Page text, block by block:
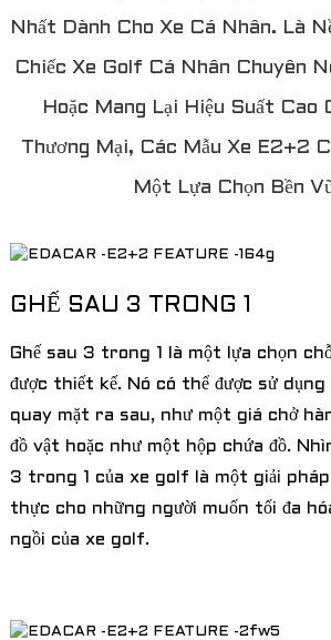
Nhất Dành Cho Xe Cá Nhân. Là
Chiếc Xe Golf Cá Nhân Chuyên
Hoặc Mang Lại Hiệu Suất Cao
Thương Mại, Các Mẫu Xe E2+2
Một Lựa Chọn Bền
GHẾ SAU 3 TRONG 1
Ghế sau 3 trong 1 là một lựa chọn
được thiết kế. Nó có thể được sử
quay mặt ra sau, như một giá chở
đồ vật hoặc như một hộp chứa đồ.
3 trong 1 của xe golf là một giải
thực cho những người muốn tối đa
ngồi của xe golf.